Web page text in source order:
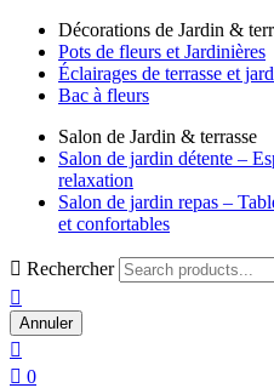
Décorations de Jardin &
Pots de fleurs et Jardinières
Éclairages de terrasse et
Bac à fleurs
Salon de Jardin & terrasse
Salon de jardin détente –
relaxation
Salon de jardin repas –
et confortables
 Rechercher

Annuler

 0